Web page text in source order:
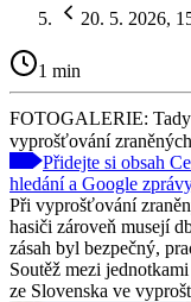
20. 5. 2026,
1 min
FOTOGALERIE:
vyprošťování
Přidejte si obsah
hledání a Google
Při vyprošťování
hasiči zároveň musejí
zásah byl bezpečný,
Soutěž mezi
ze Slovenska ve